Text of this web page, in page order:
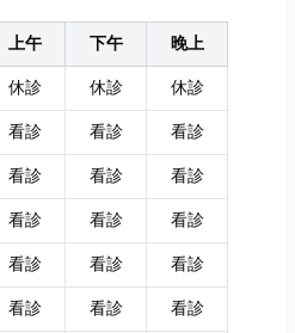
上午 下午
晚上
休診 休診
休診
看診 看診
看診
看診 看診
看診
看診 看診
看診
看診 看診
看診
看診 看診
看診